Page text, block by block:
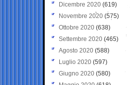
Dicembre 2020 (619)
Novembre 2020 (575)
Ottobre 2020 (638)
Settembre 2020(465)
Agosto 2020 (588)
Luglio 2020 (597)
Giugno 2020 (580)